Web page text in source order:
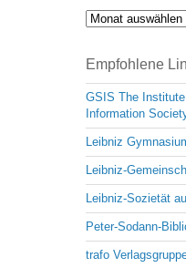
Archiv
Empfohlene
GSIS The
Information
Leibniz
Leibniz-
Leibniz-Sozietät
Peter-Sodann-
trafo